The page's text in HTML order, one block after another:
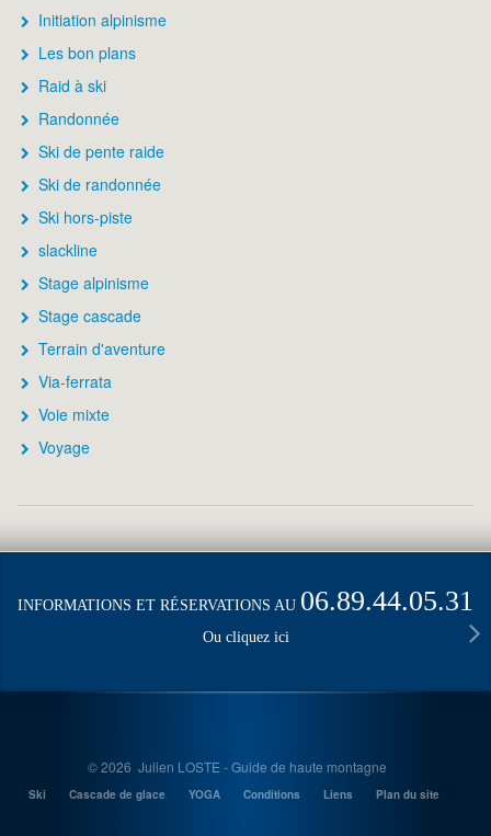
Initiation alpinisme
Les bon plans
Raid à ski
Randonnée
Ski de pente raide
Ski de randonnée
Ski hors-piste
slackline
Stage alpinisme
Stage cascade
Terrain d'aventure
Via-ferrata
Voie mixte
Voyage
INFORMATIONS ET RÉSERVATIONS AU 06.89.44.05.31
Ou cliquez ici
© 2026 Julien LOSTE - Guide de haute montagne
Ski Cascade de glace YOGA Conditions Liens Plan du site